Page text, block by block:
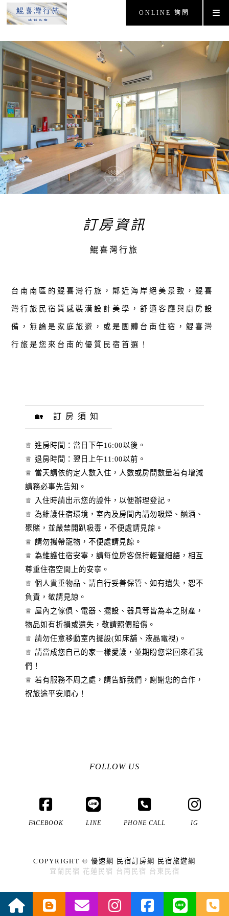
ONLINE 詢問
訂房資訊
鯤喜灣行旅
台南南區的鯤喜灣行旅，鄰近海岸絕美景致，鯤喜
灣行旅民宿質感裝潢設計美學，舒適客廳與廚房設
備，無論是家庭旅遊，或是團體台南住宿，鯤喜灣
行旅是您來台南的優質民宿首選！
🏡 訂房須知
♕ 進房時間：當日下午16:00以後。
♕ 退房時間：翌日上午11:00以前。
♕ 當天請依約定人數入住，人數或房間數量若有增減
請務必事先告知。
♕ 入住時請出示您的證件，以便辦理登記。
♕ 為維護住宿環境，室內及房間內請勿吸煙、酗酒、
聚賭，並嚴禁開趴吸毒，不便處請見諒。
♕ 請勿攜帶寵物，不便處請見諒。
♕ 為維護住宿安寧，請每位房客保持輕聲細語，相互
尊重住宿空間上的安寧。
♕ 個人貴重物品、請自行妥善保管、如有遺失，恕不
負責，敬請見諒。
♕ 屋內之傢俱、電器、擺設、器具等皆為本之財產，
物品如有折損或遺失，敬請照價賠償。
♕ 請勿任意移動室內擺設(如床舖、液晶電視)。
♕ 請當成您自己的家一樣愛護，並期盼您常回來看我
們！
♕ 若有服務不周之處，請告訴我們，謝謝您的合作，
祝旅途平安順心！
FOLLOW US
FACEBOOK LINE PHONE CALL IG
COPYRIGHT © 優速網 民宿訂房網
民宿旅遊網
宜蘭民宿 花蓮民宿 台南民宿 台東民宿